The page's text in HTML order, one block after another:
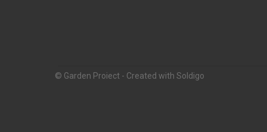
© Garden Proiect - Created with Soldigo